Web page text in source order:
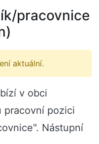
pracovnice
aktuální.
v obci
pracovní pozici
Nástupní